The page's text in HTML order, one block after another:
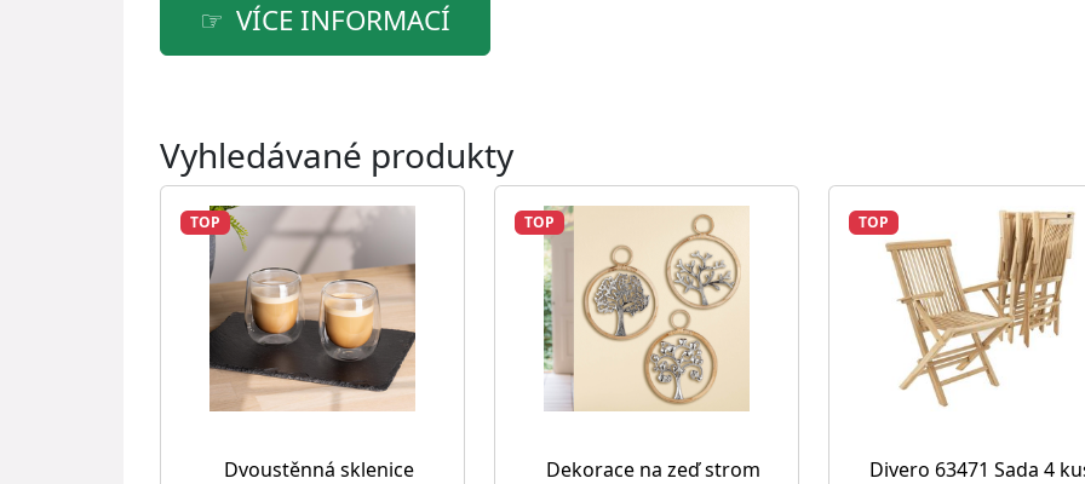
VÍCE INFORMACÍ
Vyhledávané produkty
TOP
Dvoustěnná sklenice
TOP
Dekorace na zeď strom
TOP
Divero 63471 Sada 4